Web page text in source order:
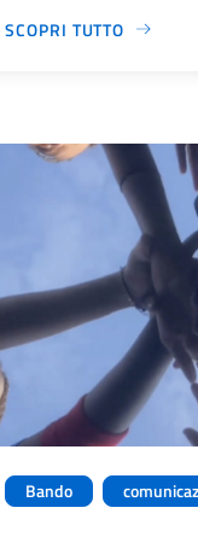
SCOPRI TUTTO
Bando